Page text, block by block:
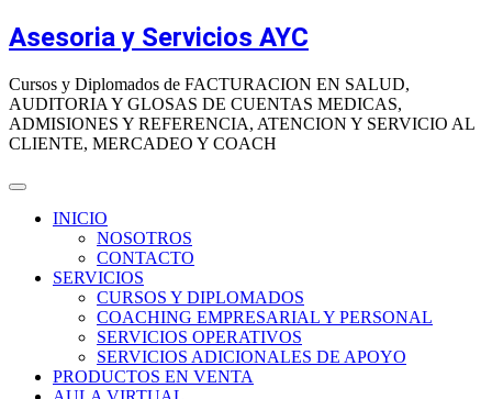
Saltar
al
Asesoria y Servicios AYC
Cursos y Diplomados de FACTURACION EN SALUD,
AUDITORIA Y GLOSAS DE CUENTAS MEDICAS,
ADMISIONES Y REFERENCIA, ATENCION Y SERVICIO AL
CLIENTE, MERCADEO Y COACH
INICIO
NOSOTROS
CONTACTO
SERVICIOS
CURSOS Y DIPLOMADOS
COACHING EMPRESARIAL Y PERSONAL
SERVICIOS OPERATIVOS
SERVICIOS ADICIONALES DE APOYO
PRODUCTOS EN VENTA